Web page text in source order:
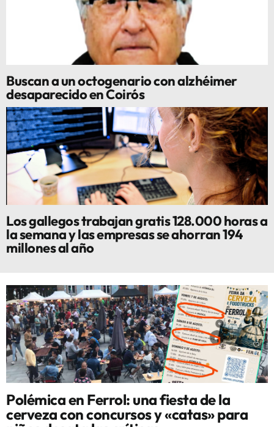
Buscan a un octogenario con alzhéimer
desaparecido en Coirós
Los gallegos trabajan gratis 128.000 horas a
la semana y las empresas se ahorran 194
millones al año
Polémica en Ferrol: una fiesta de la
cerveza con concursos y «catas» para